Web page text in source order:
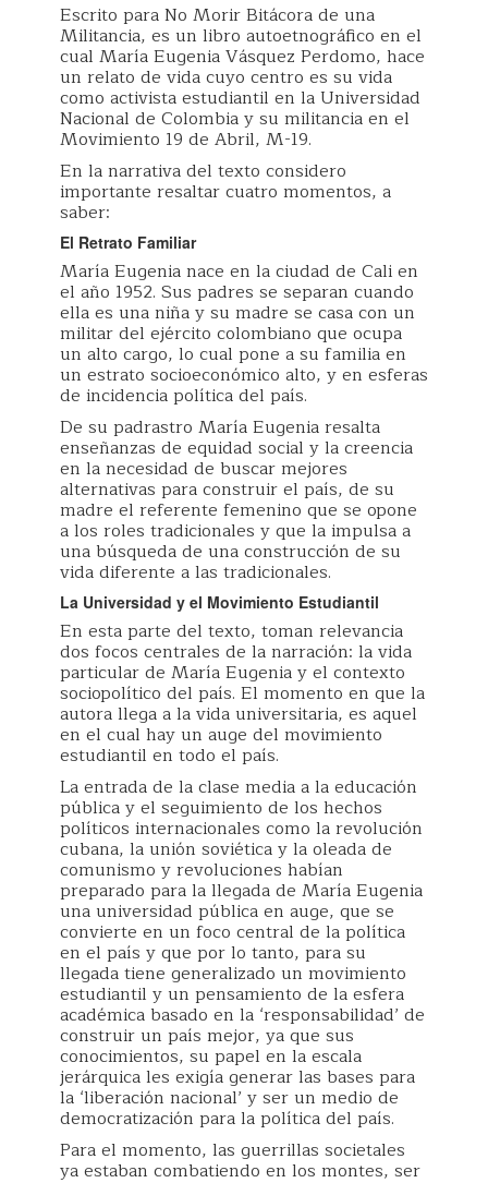
Escrito para No Morir Bitácora de una
Militancia, es un libro autoetnográfico en el
cual María Eugenia Vásquez Perdomo, hace
un relato de vida cuyo centro es su vida
como activista estudiantil en la Universidad
Nacional de Colombia y su militancia en el
Movimiento 19 de Abril, M-19.
En la narrativa del texto considero
importante resaltar cuatro momentos, a
saber:
El Retrato Familiar
María Eugenia nace en la ciudad de Cali en
el año 1952. Sus padres se separan cuando
ella es una niña y su madre se casa con un
militar del ejército colombiano que ocupa
un alto cargo, lo cual pone a su familia en
un estrato socioeconómico alto, y en esferas
de incidencia política del país.
De su padrastro María Eugenia resalta
enseñanzas de equidad social y la creencia
en la necesidad de buscar mejores
alternativas para construir el país, de su
madre el referente femenino que se opone
a los roles tradicionales y que la impulsa a
una búsqueda de una construcción de su
vida diferente a las tradicionales.
La Universidad y el Movimiento Estudiantil
En esta parte del texto, toman relevancia
dos focos centrales de la narración: la vida
particular de María Eugenia y el contexto
sociopolítico del país. El momento en que la
autora llega a la vida universitaria, es aquel
en el cual hay un auge del movimiento
estudiantil en todo el país.
La entrada de la clase media a la educación
pública y el seguimiento de los hechos
políticos internacionales como la revolución
cubana, la unión soviética y la oleada de
comunismo y revoluciones habían
preparado para la llegada de María Eugenia
una universidad pública en auge, que se
convierte en un foco central de la política
en el país y que por lo tanto, para su
llegada tiene generalizado un movimiento
estudiantil y un pensamiento de la esfera
académica basado en la ‘responsabilidad’ de
construir un país mejor, ya que sus
conocimientos, su papel en la escala
jerárquica les exigía generar las bases para
la ‘liberación nacional’ y ser un medio de
democratización para la política del país.
Para el momento, las guerrillas societales
ya estaban combatiendo en los montes, ser